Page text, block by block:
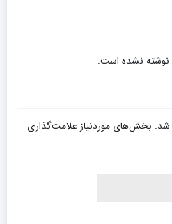
نشده است.
شد. بخش‌های موردنیاز علامت‌گذاری